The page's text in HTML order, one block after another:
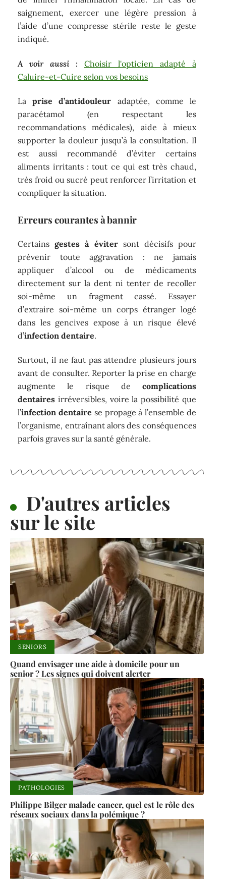
saignement, exercer une légère pression à
l’aide d’une compresse stérile reste le geste
indiqué.
A voir aussi :
Choisir l'opticien adapté à
Caluire-et-Cuire selon vos besoins
Laprise d’antidouleur adaptée, comme le
paracétamol (en respectant les
recommandations médicales), aide à mieux
supporter la douleur jusqu’à la consultation. Il
est aussi recommandé d’éviter certains
aliments irritants : tout ce qui est très chaud,
très froid ou sucré peut renforcer l’irritation et
compliquer la situation.
Erreurs courantes à bannir
Certainsgestes à évitersont décisifs pour
prévenir toute aggravation : ne jamais
appliquer d’alcool ou de médicaments
directement sur la dent ni tenter de recoller
soi-même un fragment cassé. Essayer
d’extraire soi-même un corps étranger logé
dans les gencives expose à un risque élevé
d’infection dentaire.
Surtout, il ne faut pas attendre plusieurs jours
avant de consulter. Reporter la prise en charge
augmente le risque de complications
dentaires irréversibles, voire la possibilité que
l’infection dentaire se propage à l’ensemble de
l’organisme, entraînant alors des conséquences
parfois graves sur la santé générale.
D'autres articles
sur le site
SENIORS
Quand envisager une aide à domicile pour un
senior ? Les signes qui doivent alerter
PATHOLOGIES
Philippe Bilger malade cancer, quel est le rôle des
réseaux sociaux dans la polémique ?